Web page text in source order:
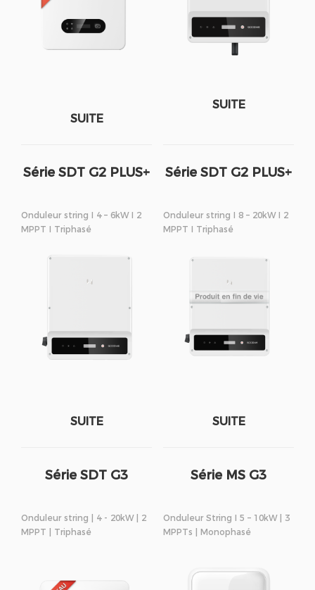
SUITE
SUITE
Série SDT G2 PLUS+
Onduleur string I 4 – 6kW I 2
MPPT I Triphasé
SUITE
Série SDT G2 PLUS+
Onduleur string I 8 – 20kW I 2
MPPT I Triphasé
SUITE
Série SDT G3
Onduleur string | 4 - 20kW | 2
MPPT | Triphasé
Série MS G3
Onduleur String I 5 – 10kW | 3
MPPTs | Monophasé